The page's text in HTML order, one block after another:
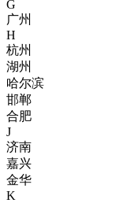
G
广州
H
杭州
湖州
哈尔滨
邯郸
合肥
J
济南
嘉兴
金华
K